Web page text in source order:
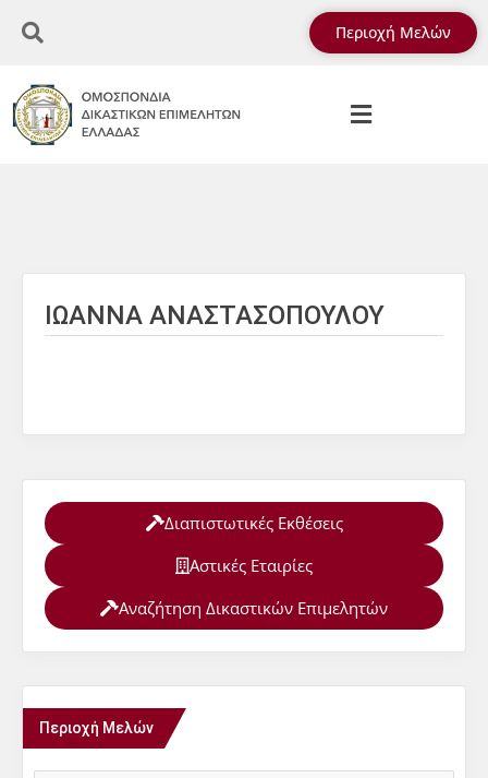
Περιοχή Μελών
ΙΩΑΝΝΑ ΑΝΑΣΤΑΣΟΠΟΥΛΟΥ
Διαπιστωτικές Εκθέσεις
Αστικές Εταιρίες
Αναζήτηση Δικαστικών Επιμελητών
Περιοχή Μελών